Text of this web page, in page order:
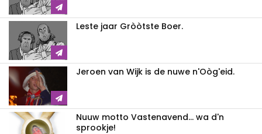
Leste jaar Gròòtste Boer.
Jeroen van Wijk is de nuwe n'Oòg'eid.
Nuuw motto Vastenavend... wa d'n
sprookje!